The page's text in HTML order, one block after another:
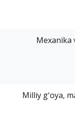
Mexanika
Milliy gʻoya,